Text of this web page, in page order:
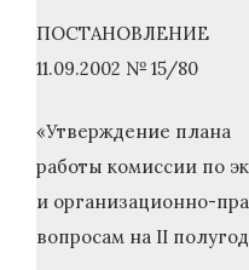
ПОСТАНОВЛЕНИЕ
11.09.2002 № 15/80
«Утверждение плана
работы комиссии по
и организационно-
вопросам на II